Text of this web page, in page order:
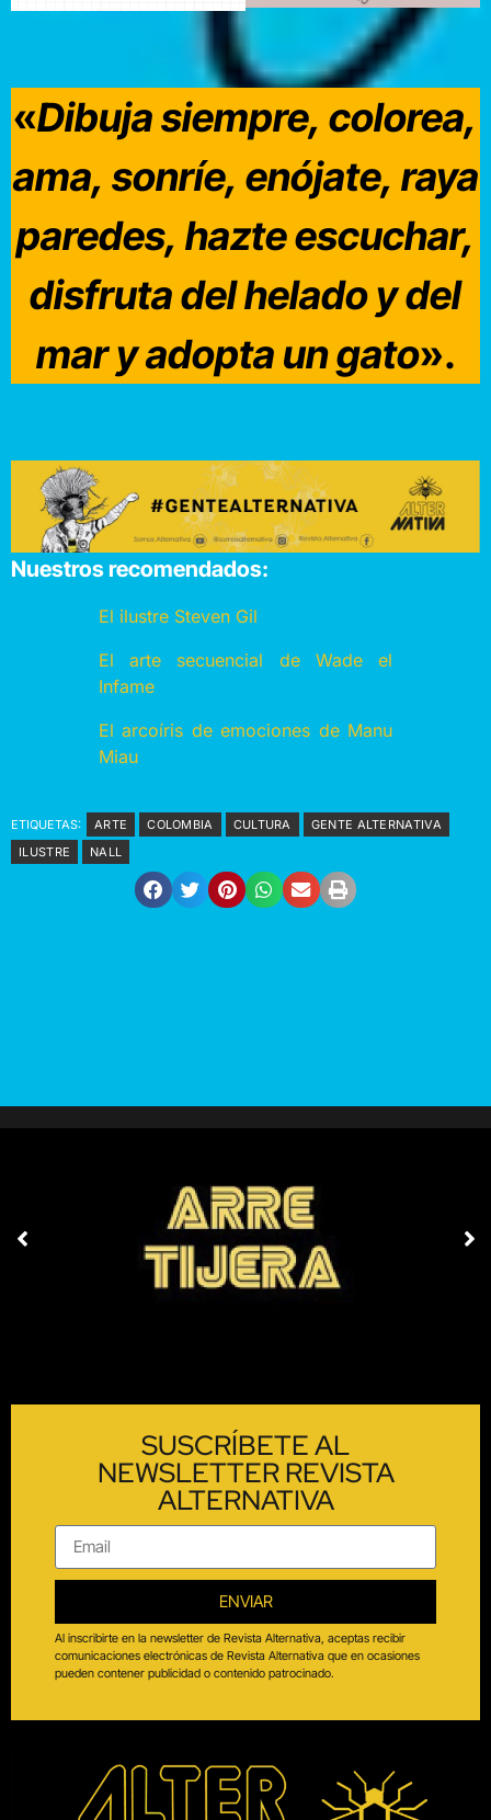
«Dibuja siempre, colorea,
ama, sonríe, enójate, raya
paredes, hazte escuchar,
disfruta del helado y del
mar y adopta un gato».
Nuestros recomendados:
El ilustre Steven Gil
El arte secuencial de Wade el
Infame
El arcoíris de emociones de Manu
Miau
ETIQUETAS: ARTE COLOMBIA CULTURA
GENTE ALTERNATIVA
ILUSTRE
NALL
SUSCRÍBETE AL
NEWSLETTER REVISTA
ALTERNATIVA
ENVIAR
Al inscribirte en la newsletter de Revista Alternativa, aceptas recibir
comunicaciones electrónicas de Revista Alternativa que en ocasiones
pueden contener publicidad o contenido patrocinado.